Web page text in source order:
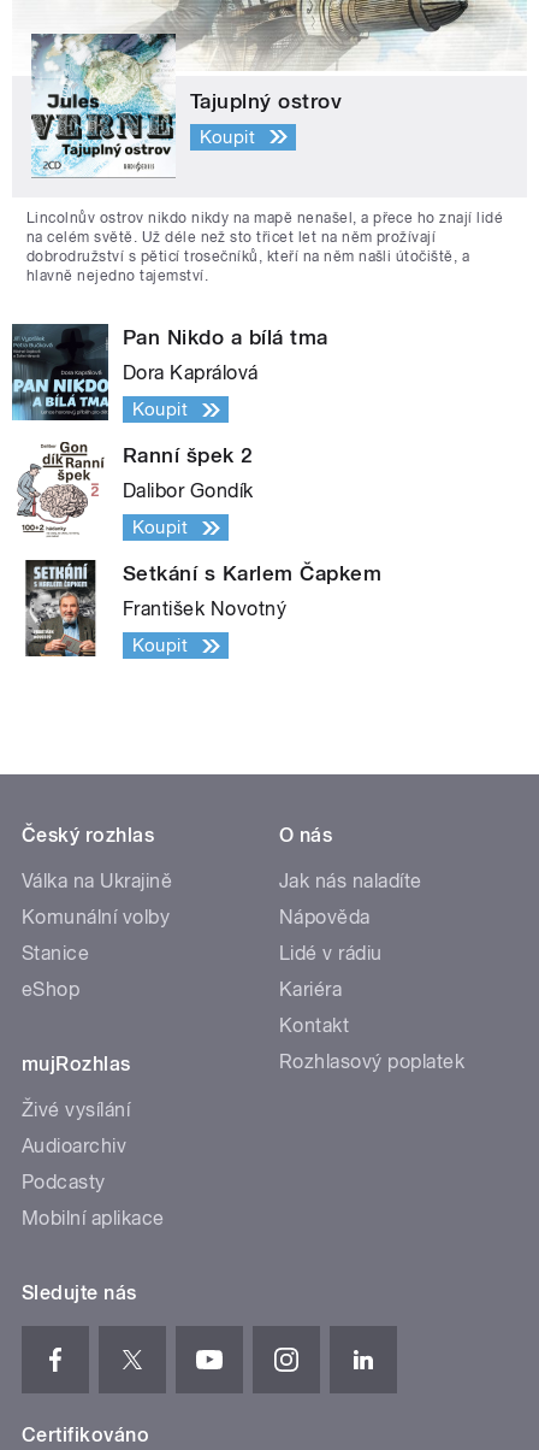
Tajuplný ostrov
Koupit
Lincolnův ostrov nikdo nikdy na mapě nenašel, a přece ho znají lidé
na celém světě. Už déle než sto třicet let na něm prožívají
dobrodružství s pěticí trosečníků, kteří na něm našli útočiště, a
hlavně nejedno tajemství.
Pan Nikdo a bílá tma
Dora Kaprálová
Koupit
Ranní špek 2
Dalibor Gondík
Koupit
Setkání s Karlem Čapkem
František Novotný
Koupit
Český rozhlas
Válka na Ukrajině
Komunální volby
Stanice
eShop
mujRozhlas
Živé vysílání
Audioarchiv
Podcasty
Mobilní aplikace
O nás
Jak nás naladíte
Nápověda
Lidé v rádiu
Kariéra
Kontakt
Rozhlasový poplatek
Sledujte nás
Certifikováno